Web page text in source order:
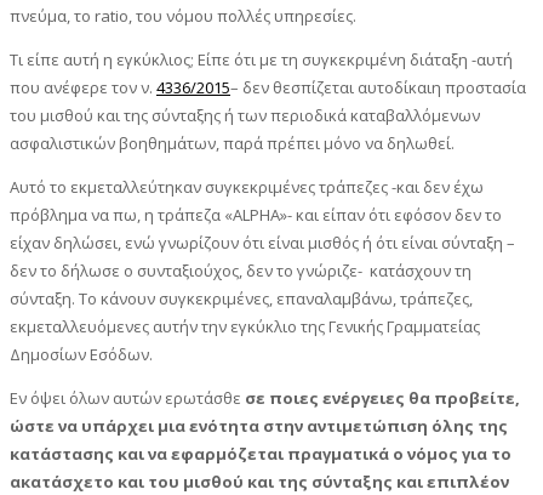
πνεύμα, το ratio, του νόμου πολλές υπηρεσίες.
Τι είπε αυτή η εγκύκλιος; Είπε ότι με τη συγκεκριμένη διάταξη -αυτή
που ανέφερε τον ν. 4336/2015– δεν θεσπίζεται αυτοδίκαιη προστασία
του μισθού και της σύνταξης ή των περιοδικά καταβαλλόμενων
ασφαλιστικών βοηθημάτων, παρά πρέπει μόνο να δηλωθεί.
Αυτό το εκμεταλλεύτηκαν συγκεκριμένες τράπεζες -και δεν έχω
πρόβλημα να πω, η τράπεζα «ALPHA»- και είπαν ότι εφόσον δεν το
είχαν δηλώσει, ενώ γνωρίζουν ότι είναι μισθός ή ότι είναι σύνταξη –
δεν το δήλωσε ο συνταξιούχος, δεν το γνώριζε- κατάσχουν τη
σύνταξη. Το κάνουν συγκεκριμένες, επαναλαμβάνω, τράπεζες,
εκμεταλλευόμενες αυτήν την εγκύκλιο της Γενικής Γραμματείας
Δημοσίων Εσόδων.
Εν όψει όλων αυτών ερωτάσθε σε ποιες ενέργειες θα προβείτε,
ώστε να υπάρχει μια ενότητα στην αντιμετώπιση όλης της
κατάστασης και να εφαρμόζεται πραγματικά ο νόμος για το
ακατάσχετο και του μισθού και της σύνταξης και επιπλέον